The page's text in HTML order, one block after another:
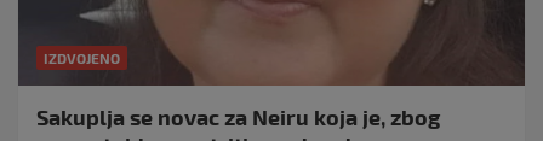
IZDVOJENO
Sakuplja se novac za Neiru koja je, zbog